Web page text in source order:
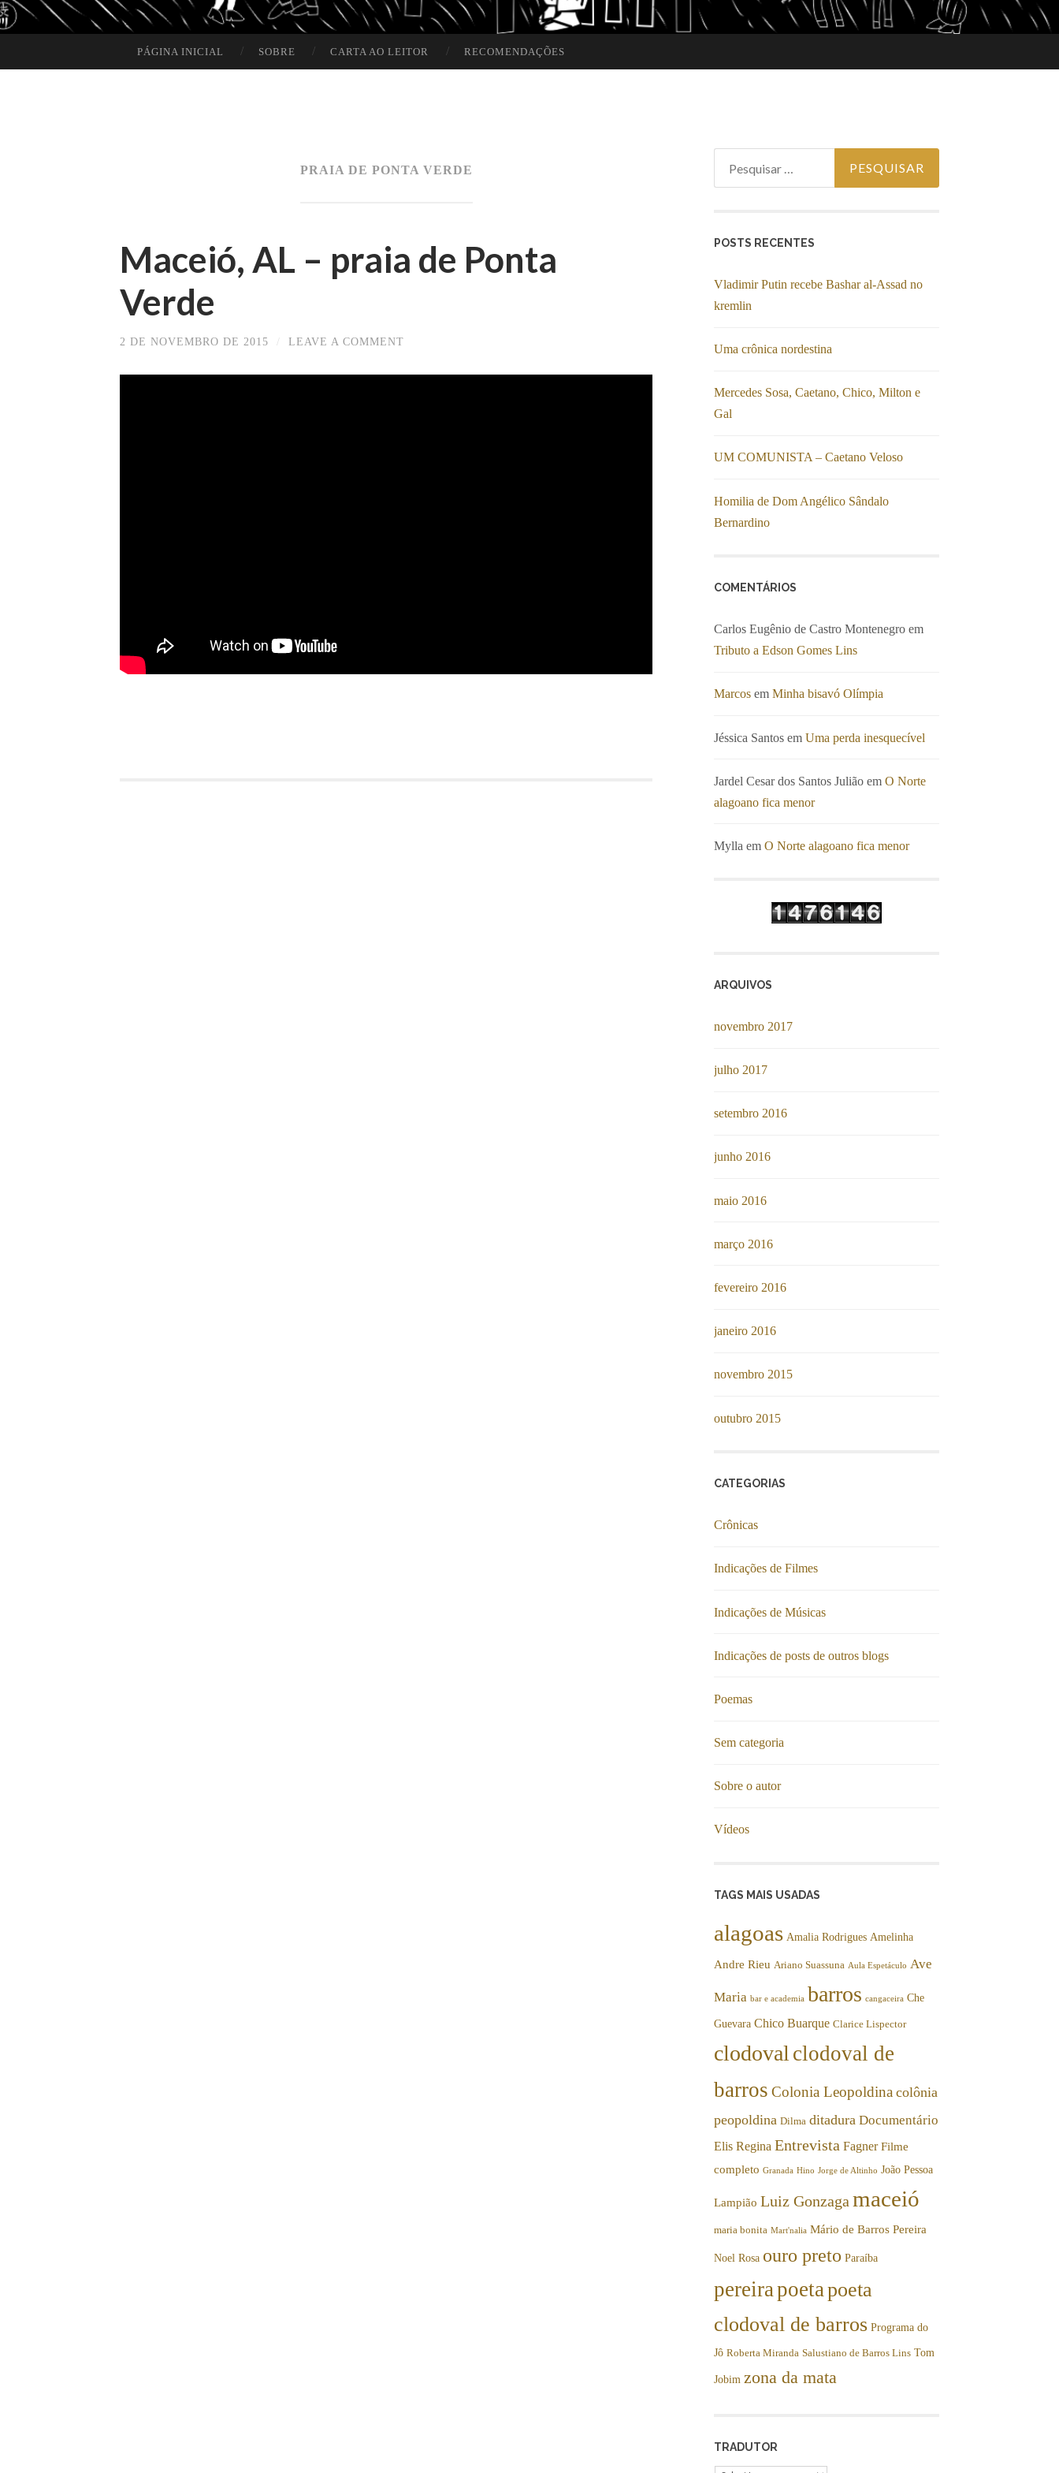
PÁGINA INICIAL SOBRE CARTA AO LEITOR RECOMENDAÇÕES
PRAIA DE PONTA VERDE
Maceió, AL – praia de Ponta
Verde
2 DE NOVEMBRO DE 2015 LEAVE A COMMENT
POSTS RECENTES
Vladimir Putin recebe Bashar al-Assad no
kremlin
Uma crônica nordestina
Mercedes Sosa, Caetano, Chico, Milton e
Gal
UM COMUNISTA – Caetano Veloso
Homilia de Dom Angélico Sândalo
Bernardino
COMENTÁRIOS
Carlos Eugênio de Castro Montenegro em
Tributo a Edson Gomes Lins
Marcos em Minha bisavó Olímpia
Jéssica Santos em Uma perda inesquecível
Jardel Cesar dos Santos Julião em O Norte
alagoano fica menor
Mylla em O Norte alagoano fica menor
ARQUIVOS
novembro 2017
julho 2017
setembro 2016
junho 2016
maio 2016
março 2016
fevereiro 2016
janeiro 2016
novembro 2015
outubro 2015
CATEGORIAS
Crônicas
Indicações de Filmes
Indicações de Músicas
Indicações de posts de outros blogs
Poemas
Sem categoria
Sobre o autor
Vídeos
TAGS MAIS USADAS
alagoas Amalia Rodrigues Amelinha
Andre Rieu Ariano Suassuna Aula Espetáculo Ave
Maria bar e academia barros cangaceira Che
Guevara Chico Buarque Clarice Lispector
clodoval clodoval de
barros Colonia Leopoldina colônia
peopoldina Dilma ditadura Documentário
Elis Regina Entrevista Fagner Filme
completo Granada Hino Jorge de Altinho João Pessoa
Lampião Luiz Gonzaga maceió
maria bonita Mart'nalia Mário de Barros Pereira
Noel Rosa ouro preto Paraíba
pereira poeta poeta
clodoval de barros Programa do
Jô Roberta Miranda Salustiano de Barros Lins Tom
Jobim zona da mata
TRADUTOR